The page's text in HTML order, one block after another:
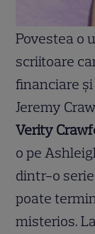
Povestea o
scriitoare
financiare
Jeremy
Verity
o pe
dintr-o serie
poate
misterios.